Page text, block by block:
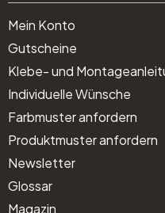
Mein Konto
Gutscheine
Klebe- und
Individuelle Wünsche
Farbmuster anfordern
Produktmuster anfordern
Newsletter
Glossar
Magazin